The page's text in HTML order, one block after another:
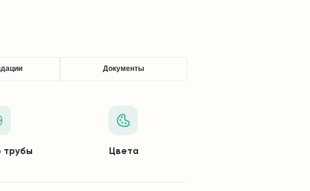
Документы
трубы Цвета